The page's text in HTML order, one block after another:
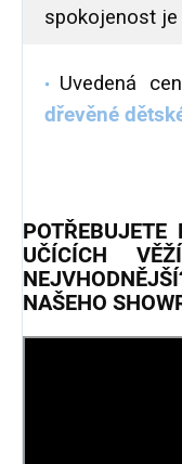
spokojenost je
Uvedená
dřevěné
UČÍCÍCH
NAŠEHO